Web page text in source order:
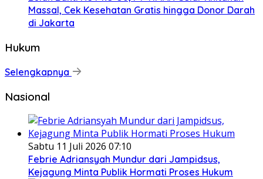
Massal, Cek Kesehatan Gratis hingga Donor Darah
di Jakarta
Hukum
Selengkapnya
Nasional
Sabtu 11 Juli 2026 07:10
Febrie Adriansyah Mundur dari Jampidsus,
Kejagung Minta Publik Hormati Proses Hukum